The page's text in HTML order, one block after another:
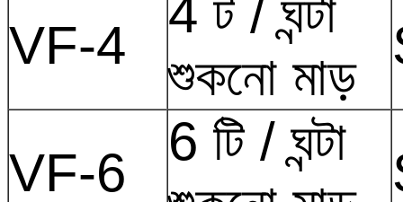
VF-4
4 ট / ঘন্টা
শুকনো মাড়
VF-6
6 টি / ঘন্টা